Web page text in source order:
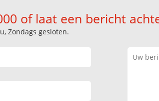
of laat een bericht
Zondags gesloten.